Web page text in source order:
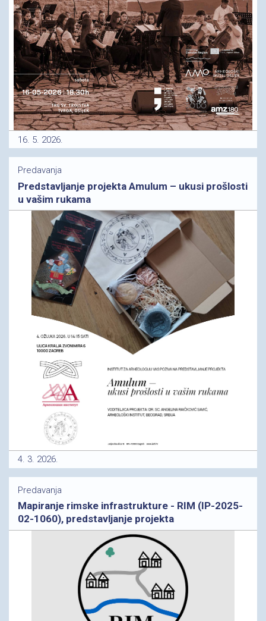
16. 5. 2026.
Predavanja
Predstavljanje projekta Amulum – ukusi prošlosti
u vašim rukama
4. 3. 2026.
Predavanja
Mapiranje rimske infrastrukture - RIM (IP-2025-
02-1060), predstavljanje projekta